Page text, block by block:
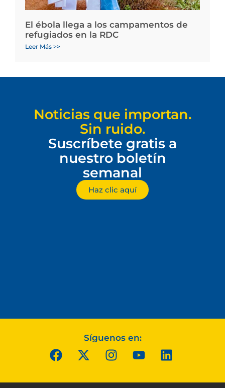
El ébola llega a los campamentos de
refugiados en la RDC
Leer Más >>
Noticias que importan.
Sin ruido.
Suscríbete gratis a
nuestro boletín
semanal
Haz clic aquí
Síguenos en: